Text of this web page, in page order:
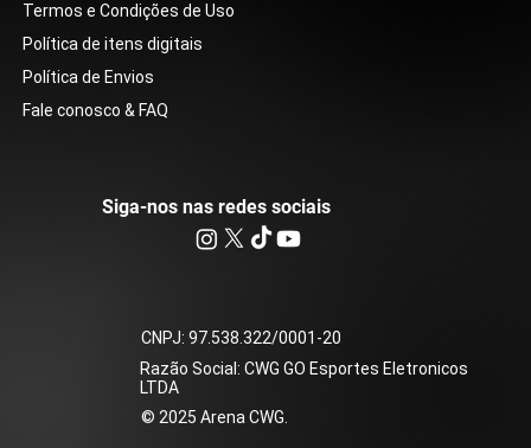
Termos e Condições de Uso
Política de itens digitais
Política de Envios
Fale conosco & FAQ
Siga-nos nas redes sociais
​CNPJ: 97.538.322/0001-20
Razão Social: CWG GO Esportes Eletronicos
LTDA
​© 2025 Arena CWG.